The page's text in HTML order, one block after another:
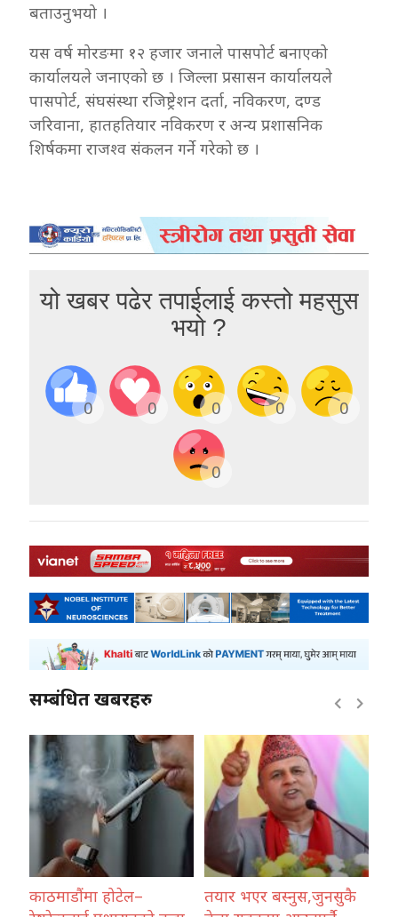
बताउनुभयो ।
यस वर्ष मोरङमा १२ हजार जनाले पासपोर्ट बनाएको
कार्यालयले जनाएको छ । जिल्ला प्रसासन कार्यालयले
पासपोर्ट, संघसंस्था रजिष्ट्रेशन दर्ता, नविकरण, दण्ड
जरिवाना, हातहतियार नविकरण र अन्य प्रशासनिक
शिर्षकमा राजश्व संकलन गर्ने गरेको छ ।
यो खबर पढेर तपाईलाई कस्तो महसुस
भयो ?
0 0 0 0 0
0
सम्बंधित खबरहरु
काठमाडौंमा होटेल–
तयार भएर बस्नुस,जुनसुकै